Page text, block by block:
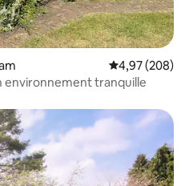
Évaluation
4,97 (208)
environnement tranquille